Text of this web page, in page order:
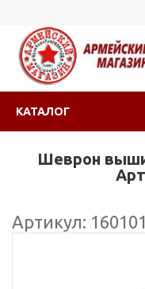
КАТАЛОГ
Шеврон
Артикул: